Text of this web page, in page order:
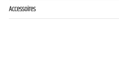
Accessoires